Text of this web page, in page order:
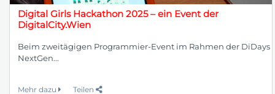
Digital Girls Hackathon 2025 – ein Event der
DigitalCity.Wien
Beim zweitägigen Programmier-Event im Rahmen der DiDays
NextGen...
Mehr dazu Teilen